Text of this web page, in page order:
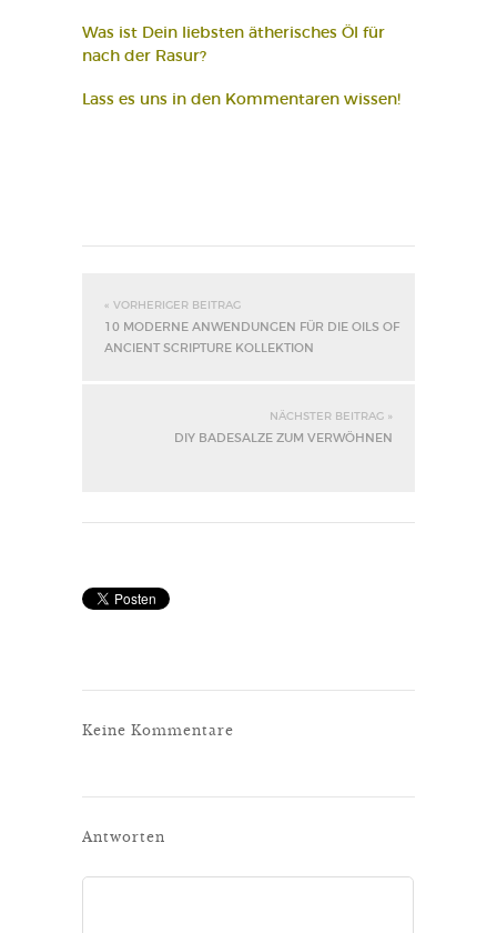
Was ist Dein liebsten ätherisches Öl für
nach der Rasur?
Lass es uns in den Kommentaren wissen!
« VORHERIGER BEITRAG
10 MODERNE ANWENDUNGEN FÜR DIE OILS OF
ANCIENT SCRIPTURE KOLLEKTION
NÄCHSTER BEITRAG »
DIY BADESALZE ZUM VERWÖHNEN
Keine Kommentare
Antworten